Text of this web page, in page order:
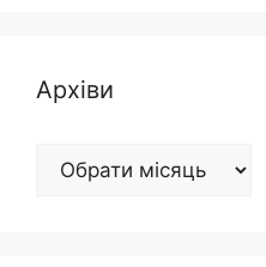
Архіви
Архіви